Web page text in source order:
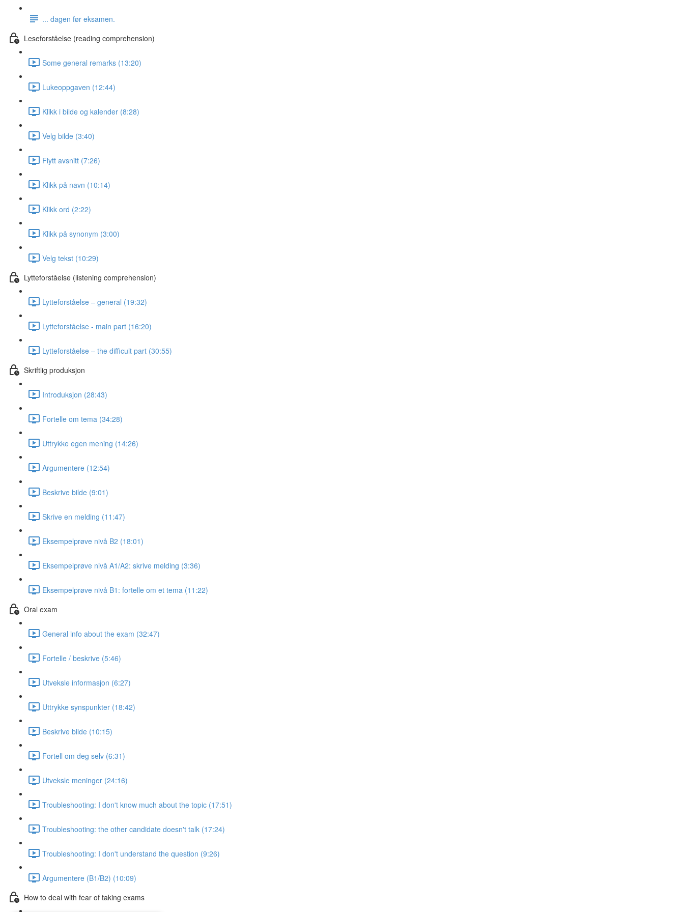
... dagen før eksamen.
Leseforståelse (reading comprehension)
Some general remarks (13:20)
Lukeoppgaven (12:44)
Klikk i bilde og kalender (8:28)
Velg bilde (3:40)
Flytt avsnitt (7:26)
Klikk på navn (10:14)
Klikk ord (2:22)
Klikk på synonym (3:00)
Velg tekst (10:29)
Lytteforståelse (listening comprehension)
Lytteforståelse – general (19:32)
Lytteforståelse - main part (16:20)
Lytteforståelse – the difficult part (30:55)
Skriftlig produksjon
Introduksjon (28:43)
Fortelle om tema (34:28)
Uttrykke egen mening (14:26)
Argumentere (12:54)
Beskrive bilde (9:01)
Skrive en melding (11:47)
Eksempelprøve nivå B2 (18:01)
Eksempelprøve nivå A1/A2: skrive melding (3:36)
Eksempelprøve nivå B1: fortelle om et tema (11:22)
Oral exam
General info about the exam (32:47)
Fortelle / beskrive (5:46)
Utveksle informasjon (6:27)
Uttrykke synspunkter (18:42)
Beskrive bilde (10:15)
Fortell om deg selv (6:31)
Utveksle meninger (24:16)
Troubleshooting: I don't know much about the topic (17:51)
Troubleshooting: the other candidate doesn't talk (17:24)
Troubleshooting: I don't understand the question (9:26)
Argumentere (B1/B2) (10:09)
How to deal with fear of taking exams